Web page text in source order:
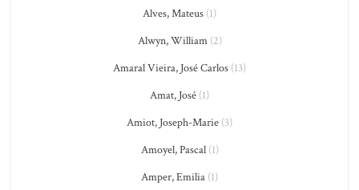
Alves, Mateus (1)
Alwyn, William(2)
Amaral Vieira, José Carlos (13)
Amat, José (1)
Amiot, Joseph-Marie (3)
Amoyel, Pascal(1)
Amper, Emilia (1)